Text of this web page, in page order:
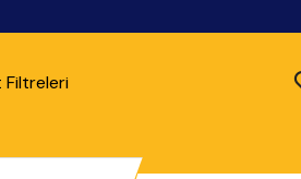
Filtreleri